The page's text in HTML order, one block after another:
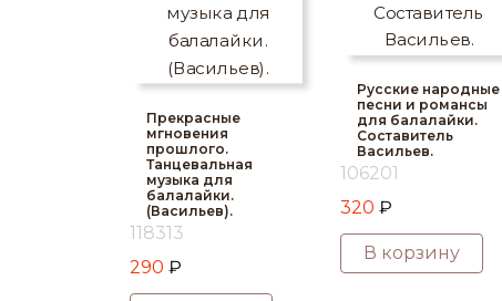
Прекрасные
мгновения
прошлого.
Танцевальная
музыка для
балалайки.
(Васильев).
118313
290 ₽
Русские народные
песни и романсы
для балалайки.
Составитель
Васильев.
106201
320 ₽
В корзину